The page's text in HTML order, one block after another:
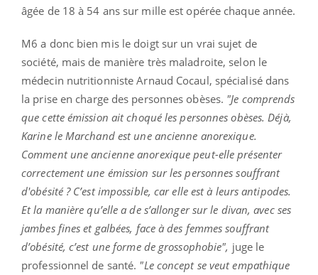
âgée de 18 à 54 ans sur mille est opérée chaque année.
M6 a donc bien mis le doigt sur un vrai sujet de
société, mais de manière très maladroite, selon le
médecin nutritionniste Arnaud Cocaul, spécialisé dans
la prise en charge des personnes obèses. "Je comprends
que cette émission ait choqué les personnes obèses. Déjà,
Karine le Marchand est une ancienne anorexique.
Comment une ancienne anorexique peut-elle présenter
correctement une émission sur les personnes souffrant
d'obésité ? C’est impossible, car elle est à leurs antipodes.
Et la manière qu’elle a de s’allonger sur le divan, avec ses
jambes fines et galbées, face à des femmes souffrant
d’obésité, c’est une forme de grossophobie", juge le
professionnel de santé. "Le concept se veut empathique